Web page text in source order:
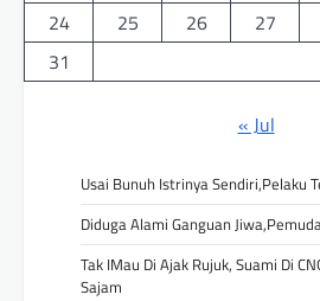
24
25 26 27
31
« Jul
Usai Bunuh Istrinya Sendiri,Pelaku
Diduga Alami Ganguan
Tak IMau Di Ajak Rujuk, Suami Di
Sajam